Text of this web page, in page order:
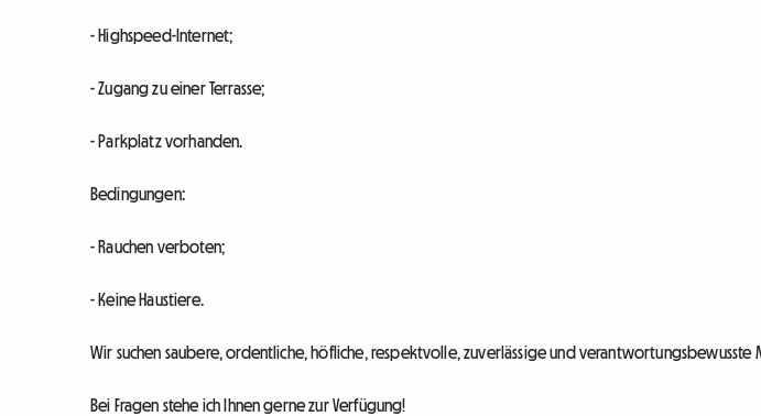
- Highspeed-Internet;
- Zugang zu einer Terrasse;
- Parkplatz vorhanden.
Bedingungen:
- Rauchen verboten;
- Keine Haustiere.
Wir suchen saubere, ordentliche, höfliche, respektvolle, zuverlässige und verantwortungsbewusste
Bei Fragen stehe ich Ihnen gerne zur Verfügung!